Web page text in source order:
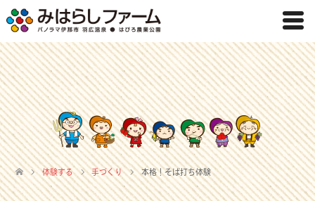
体験する 手づくり 本格！そば打ち体験